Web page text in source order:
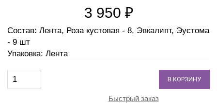
3 950 ₽
Состав: Лента, Роза кустовая - 8, Эвкалипт, Эустома
- 9 шт
Упаковка: Лента
В КОРЗИНУ
Быстрый заказ